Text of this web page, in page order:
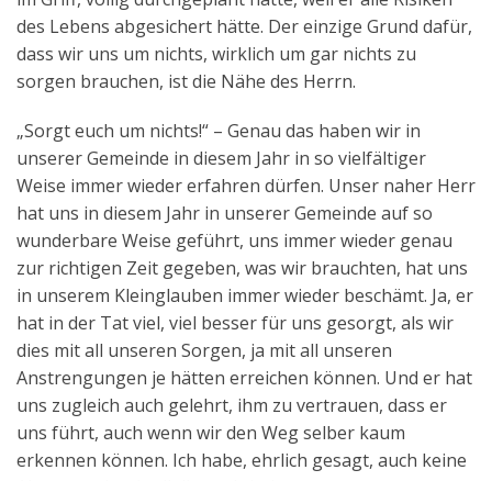
des Lebens abgesichert hätte. Der einzige Grund dafür,
dass wir uns um nichts, wirklich um gar nichts zu
sorgen brauchen, ist die Nähe des Herrn.
„Sorgt euch um nichts!“ – Genau das haben wir in
unserer Gemeinde in diesem Jahr in so vielfältiger
Weise immer wieder erfahren dürfen. Unser naher Herr
hat uns in diesem Jahr in unserer Gemeinde auf so
wunderbare Weise geführt, uns immer wieder genau
zur richtigen Zeit gegeben, was wir brauchten, hat uns
in unserem Kleinglauben immer wieder beschämt. Ja, er
hat in der Tat viel, viel besser für uns gesorgt, als wir
dies mit all unseren Sorgen, ja mit all unseren
Anstrengungen je hätten erreichen können. Und er hat
uns zugleich auch gelehrt, ihm zu vertrauen, dass er
uns führt, auch wenn wir den Weg selber kaum
erkennen können. Ich habe, ehrlich gesagt, auch keine